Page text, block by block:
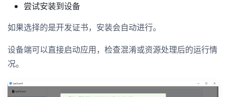
尝试安装到设备
如果选择的是开发证书，安装会自动进行。
设备端可以直接启动应用，检查混淆或资源处理后的运行情
况。